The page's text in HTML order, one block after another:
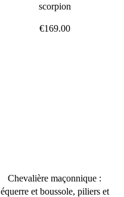
scorpion
€169.00
Chevalière maçonnique :
équerre et boussole, piliers et